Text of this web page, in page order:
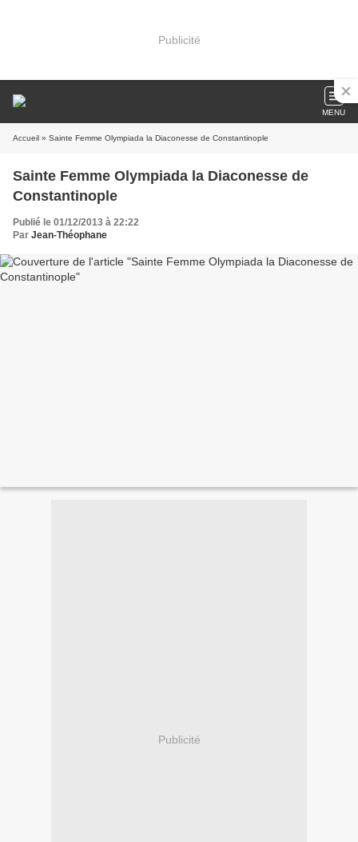
Publicité
MENU
Accueil » Sainte Femme Olympiada la Diaconesse de Constantinople
Sainte Femme Olympiada la Diaconesse de
Constantinople
Publié le 01/12/2013 à 22:22
Par Jean-Théophane
Publicité